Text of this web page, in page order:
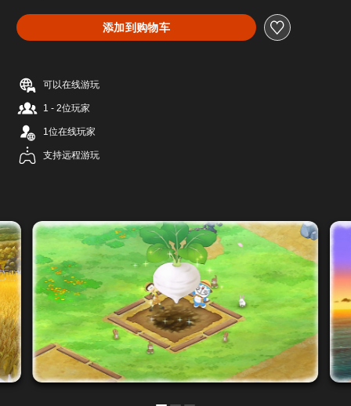
添加到购物车
可以在线游玩
1 - 2位玩家
1位在线玩家
支持远程游玩